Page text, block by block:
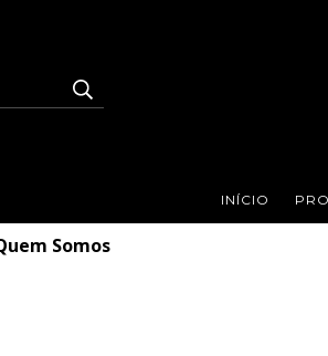
INÍCIO
Somos